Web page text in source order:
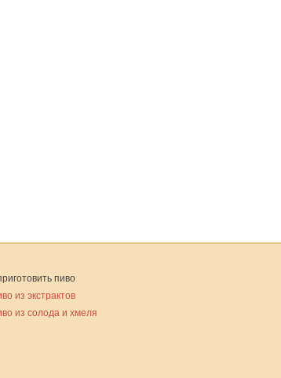
пиво
из экстрактов
из солода и хмеля